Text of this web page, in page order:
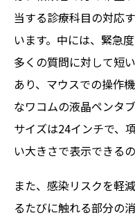
当する診療科目の対応
います。中には、緊急
多くの質問に対して短
あり、マウスでの操作
なワコムの液晶ペンタ
サイズは24インチで、
い大きさで表示できる
また、感染リスクを軽
るたびに触れる部分の